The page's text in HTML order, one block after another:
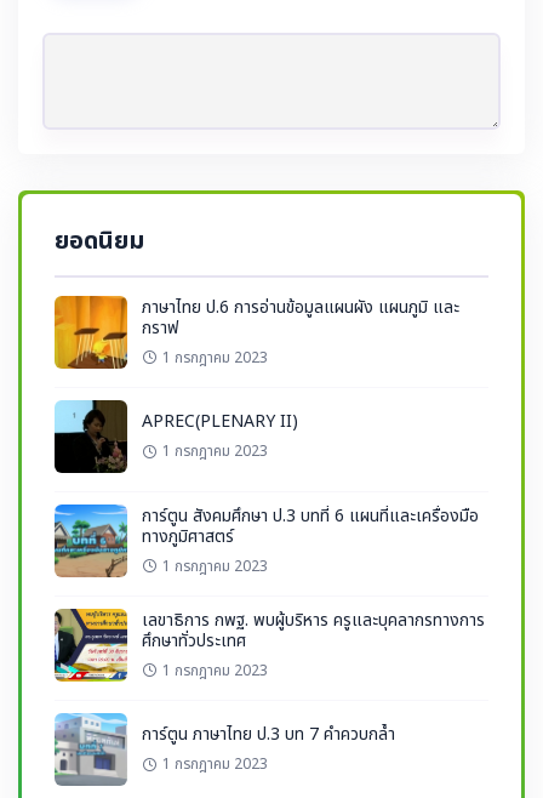
ยอดนิยม
ภาษาไทย ป.6 การอ่านข้อมูลแผนผัง แผนภูมิ และ
กราฟ
1 กรกฎาคม 2023
APREC(PLENARY II)
1 กรกฎาคม 2023
การ์ตูน สังคมศึกษา ป.3 บทที่ 6 แผนที่และเครื่องมือ
ทางภูมิศาสตร์
1 กรกฎาคม 2023
เลขาธิการ กพฐ. พบผู้บริหาร ครูและบุคลากรทางการ
ศึกษาทั่วประเทศ
1 กรกฎาคม 2023
การ์ตูน ภาษาไทย ป.3 บท 7 คำควบกล้ำ
1 กรกฎาคม 2023